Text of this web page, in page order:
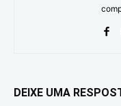
DEIXE UMA